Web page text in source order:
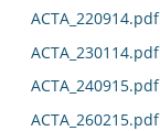
ACTA_220914.pdf
ACTA_230114.pdf
ACTA_240915.pdf
ACTA_260215.pdf